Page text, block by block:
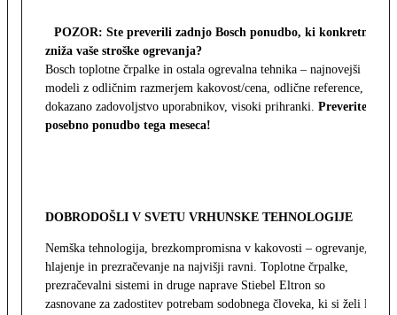
POZOR: Ste preverili zadnjo Bosch ponudbo, ki konkretno
zniža vaše stroške ogrevanja?
Bosch toplotne črpalke in ostala ogrevalna tehnika – najnovejši
modeli z odličnim razmerjem kakovost/cena, odlične reference,
dokazano zadovoljstvo uporabnikov, visoki prihranki. Preverite
posebno ponudbo tega meseca!
DOBRODOŠLI V SVETU VRHUNSKE TEHNOLOGIJE
Nemška tehnologija, brezkompromisna v kakovosti – ogrevanje,
hlajenje in prezračevanje na najvišji ravni. Toplotne črpalke,
prezračevalni sistemi in druge naprave Stiebel Eltron so
zasnovane za zadostitev potrebam sodobnega človeka, ki si želi le